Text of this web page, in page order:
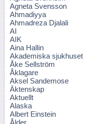
Agneta Svensson
Ahmadiyya
Ahmadreza Djalali
AI
AIK
Aina Hallin
Akademiska sjukhuset
Åke Sellström
Åklagare
Aksel Sandemose
Äktenskap
Aktuellt
Alaska
Albert Einstein
Ålder